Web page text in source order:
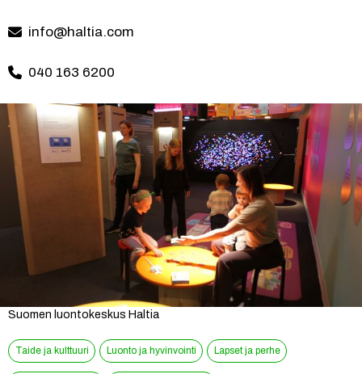
info@haltia.com
040 163 6200
Suomen luontokeskus Haltia
Taide ja kulttuuri Luonto ja hyvinvointi Lapset ja perhe